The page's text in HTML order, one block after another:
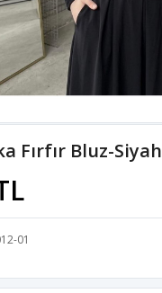
Fırfır Bluz-Siyah
01